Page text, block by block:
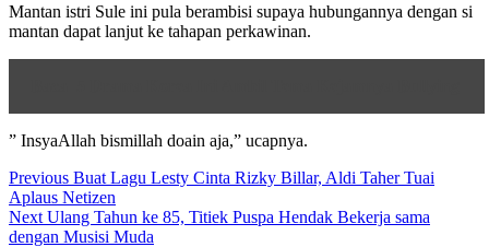
Mantan istri Sule ini pula berambisi supaya hubungannya dengan si
mantan dapat lanjut ke tahapan perkawinan.
” InsyaAllah bismillah doain aja,” ucapnya.
Post
navigation
PreviousPrevious
post:
Buat Lagu Lesty Cinta Rizky Billar, Aldi Taher Tuai
Aplaus Netizen
NextNext
post:
Ulang Tahun ke 85, Titiek Puspa Hendak Bekerja sama
dengan Musisi Muda